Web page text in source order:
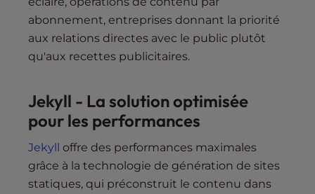
abonnement, entreprises donnant la priorité
aux relations directes avec le public plutôt
qu'aux recettes publicitaires.
Jekyll - La solution optimisée
pour les performances
Jekyll offre des performances maximales
grâce à la technologie de génération de sites
statiques, qui préconstruit le contenu dans